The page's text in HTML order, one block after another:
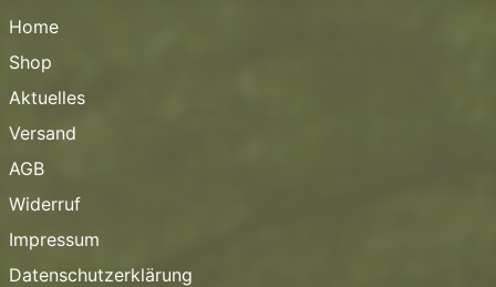
Home
Shop
Aktuelles
Versand
AGB
Widerruf
Impressum
Datenschutzerklärung